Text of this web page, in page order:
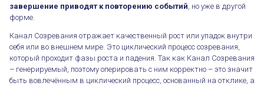
завершение приводят к повторению событий , но уже в другой
форме.
Канал Созревания отражает качественный рост или упадок внутри
себя или во внешнем мире. Это циклический процесс созревания,
который проходит фазы роста и падения. Так как Канал Созревания
– генерируемый, поэтому оперировать с ним корректно – это значит
быть вовлечённым в циклический процесс, основанный на отклике, а